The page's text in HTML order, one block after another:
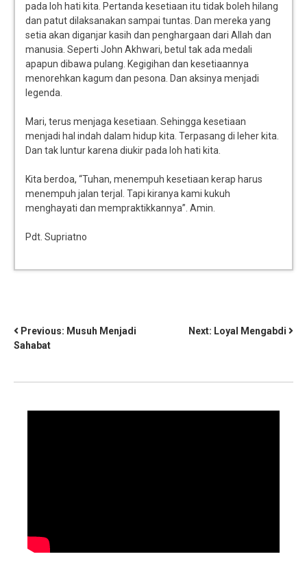
pada loh hati kita. Pertanda kesetiaan itu tidak boleh hilang
dan patut dilaksanakan sampai tuntas. Dan mereka yang
setia akan diganjar kasih dan penghargaan dari Allah dan
manusia. Seperti John Akhwari, betul tak ada medali
apapun dibawa pulang. Kegigihan dan kesetiaannya
menorehkan kagum dan pesona. Dan aksinya menjadi
legenda.
Mari, terus menjaga kesetiaan. Sehingga kesetiaan
menjadi hal indah dalam hidup kita. Terpasang di leher kita.
Dan tak luntur karena diukir pada loh hati kita.
Kita berdoa, “Tuhan, menempuh kesetiaan kerap harus
menempuh jalan terjal. Tapi kiranya kami kukuh
menghayati dan mempraktikkannya”. Amin.
Pdt. Supriatno
Previous: Musuh Menjadi
Sahabat
Next: Loyal Mengabdi